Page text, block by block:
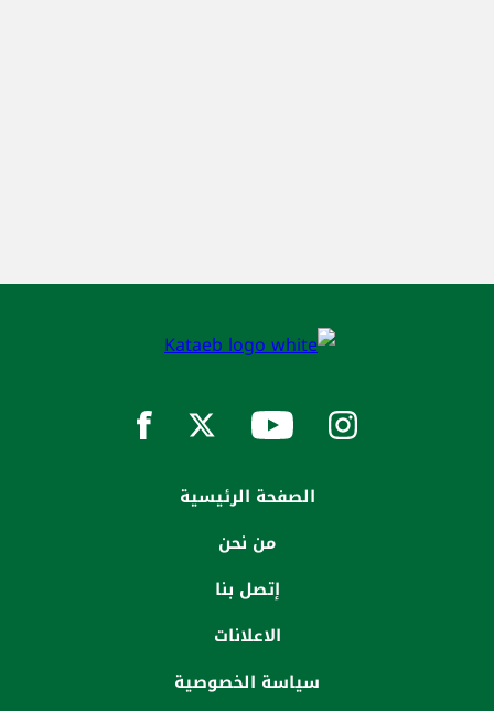
الصفحة الرئيسية
من نحن
إتصل بنا
الاعلانات
سياسة الخصوصية